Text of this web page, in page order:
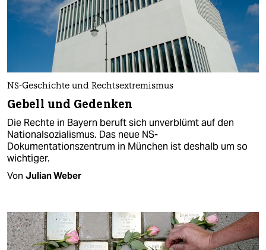
NS-Geschichte und Rechtsextremismus
Gebell und Gedenken
Die Rechte in Bayern beruft sich unverblümt auf den
Nationalsozialismus. Das neue NS-
Dokumentationszentrum in München ist deshalb um so
wichtiger.
Von Julian Weber